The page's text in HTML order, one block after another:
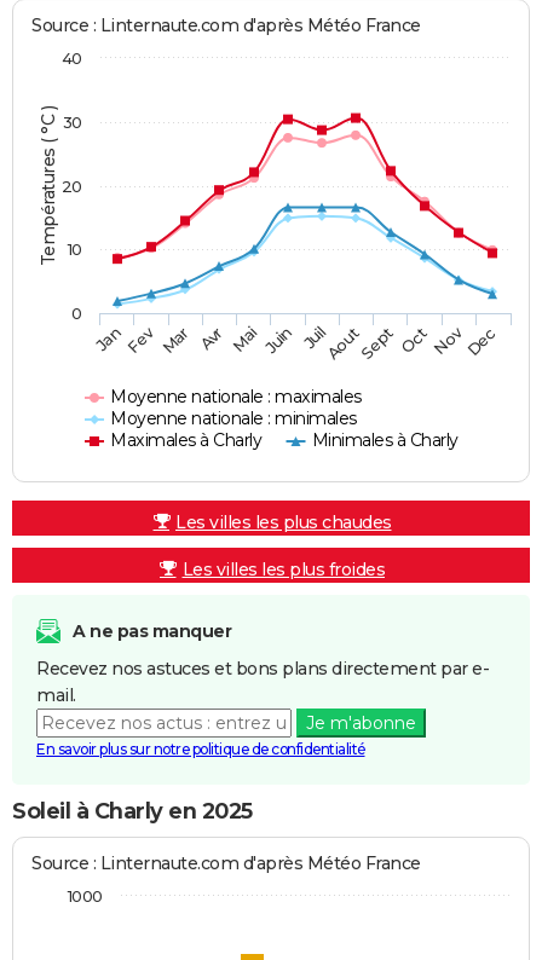
Températures ( °C )
Source : Linternaute.com d'après Météo France
Moyenne nationale : maximales
Moyenne nationale : minimales
Maximales à Charly
Minimales à Charly
JanFev Mar Avr Mai Juin JuilAoutSept OctNovDec
0
10
20
30
40
Les villes les plus chaudes
Les villes les plus froides
A ne pas manquer
Recevez nos astuces et bons plans directement par e-
mail.
Je m'abonne
En savoir plus sur notre politique de confidentialité
Soleil à Charly en 2025
Source : Linternaute.com d'après Météo France
1000